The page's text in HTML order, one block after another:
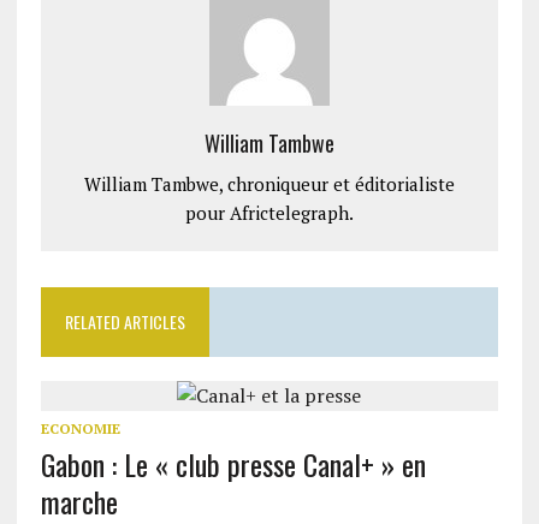
William Tambwe
William Tambwe, chroniqueur et éditorialiste
pour Africtelegraph.
RELATED ARTICLES
ECONOMIE
Gabon : Le « club presse Canal+ » en
marche